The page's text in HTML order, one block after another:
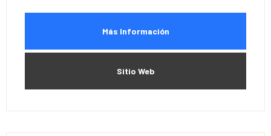
Más Información
Sitio Web